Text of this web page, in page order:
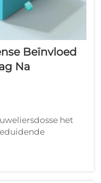
Beïnvloed
Na
het
aangedryf deur
en veranderende